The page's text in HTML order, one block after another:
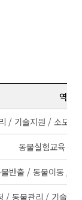
역할
/ 기술지원 / 소모
동물실험교육 /
반출 / 동물이동 /
/ 동물관리 / 기술지